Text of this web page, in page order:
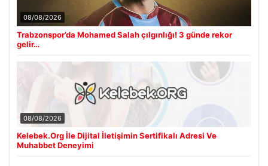
08/08/2026
Trabzonspor’da Mohamed Salah çılgınlığı! 3 günde rekor
gelir…
08/08/2026
Kelebek.Org İle Dijital İletişimin Sertifikalı Adresi Ve
Muhabbet Deneyimi